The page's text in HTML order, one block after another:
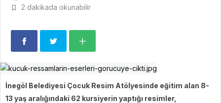
2 dakikada okunabilir
İnegöl Belediyesi Çocuk Resim Atölyesinde eğitim alan 8-
13 yaş aralığındaki 62 kursiyerin yaptığı resimler,